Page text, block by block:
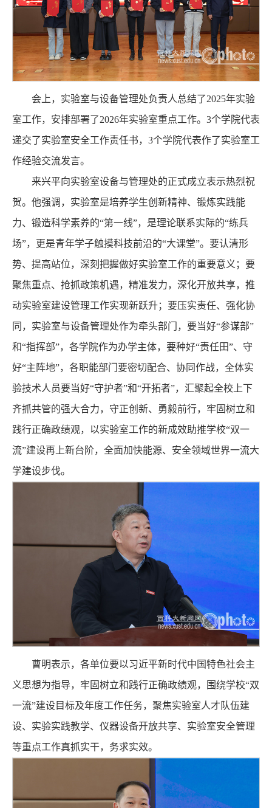
会上，实验室与设备管理处负责人总结了2025年实验
室工作，安排部署了2026年实验室重点工作。3个学院代表
递交了实验室安全工作责任书，3个学院代表作了实验室工
作经验交流发言。
来兴平向实验室设备与管理处的正式成立表示热烈祝
贺。他强调，实验室是培养学生创新精神、锻炼实践能
力、锻造科学素养的“第一线”，是理论联系实际的“练兵
场”，更是青年学子触摸科技前沿的“大课堂”。要认清形
势、提高站位，深刻把握做好实验室工作的重要意义；要
聚焦重点、抢抓政策机遇，精准发力，深化开放共享，推
动实验室建设管理工作实现新跃升；要压实责任、强化协
同，实验室与设备管理处作为牵头部门，要当好“参谋部”
和“指挥部”，各学院作为办学主体，要种好“责任田”、守
好“主阵地”，各职能部门要密切配合、协同作战，全体实
验技术人员要当好“守护者”和“开拓者”，汇聚起全校上下
齐抓共管的强大合力，守正创新、勇毅前行，牢固树立和
践行正确政绩观，以实验室工作的新成效助推学校“双一
流”建设再上新台阶，全面加快能源、安全领域世界一流大
学建设步伐。
曹明表示，各单位要以习近平新时代中国特色社会主
义思想为指导，牢固树立和践行正确政绩观，围绕学校“双
一流”建设目标及年度工作任务，聚焦实验室人才队伍建
设、实验实践教学、仪器设备开放共享、实验室安全管理
等重点工作真抓实干，务求实效。